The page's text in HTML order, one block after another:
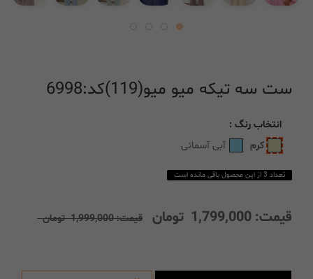
ست سه تیکه میو میو(119)کد:6998
انتخاب رنگ :
کرم
آبی آسمانی
تعداد 3 از این محصول باقی مانده است
قیمت: 1,799,000 تومان قیمت:1,999,000تومان